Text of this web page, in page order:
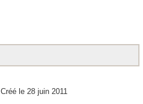
Créé le 28 juin 2011